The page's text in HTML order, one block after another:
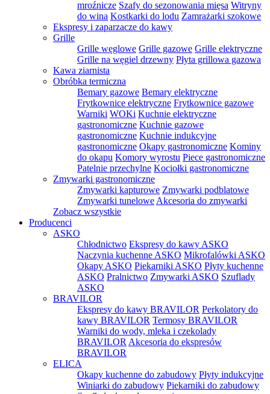
mroźnicze Szafy do sezonowania mięsa Witryny
do wina Kostkarki do lodu Zamrażarki szokowe
Ekspresy i zaparzacze do kawy
Grille
Grille węglowe Grille gazowe Grille elektryczne
Grille na węgiel drzewny Płyta grillowa gazowa
Kawa ziarnista
Obróbka termiczna
Bemary gazowe Bemary elektryczne
Frytkownice elektryczne Frytkownice gazowe
Warniki WOKi Kuchnie elektryczne
gastronomiczne Kuchnie gazowe
gastronomiczne Kuchnie indukcyjne
gastronomiczne Okapy gastronomiczne Kominy
do okapu Komory wyrostu Piece gastronomiczne
Patelnie przechylne Kociołki gastronomiczne
Zmywarki gastronomiczne
Zmywarki kapturowe Zmywarki podblatowe
Zmywarki tunelowe Akcesoria do zmywarki
Zobacz wszystkie
Producenci
ASKO
Chłodnictwo Ekspresy do kawy ASKO
Naczynia kuchenne ASKO Mikrofalówki ASKO
Okapy ASKO Piekarniki ASKO Płyty kuchenne
ASKO Pralnictwo Zmywarki ASKO Szuflady
ASKO
BRAVILOR
Ekspresy do kawy BRAVILOR Perkolatory do
kawy BRAVILOR Termosy BRAVILOR
Warniki do wody, mleka i czekolady
BRAVILOR Akcesoria do ekspresów
BRAVILOR
ELICA
Okapy kuchenne do zabudowy Płyty indukcyjne
Winiarki do zabudowy Piekarniki do zabudowy